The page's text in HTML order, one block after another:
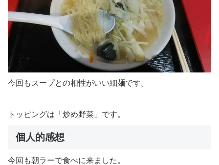
今回もスープとの相性がいい細麺です。
トッピングは「炒め野菜」です。
個人的感想
今回も朝ラーで食べに来ました。